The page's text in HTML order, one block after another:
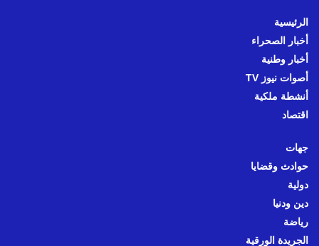
الرئيسية
أخبار الصحراء
أخبار وطنية
أصوات نيوز TV
أنشطة ملكية
اقتصاد
جهات
حوادث وقضايا
دولية
دين ودنيا
رياضة
الجريدة الورقية